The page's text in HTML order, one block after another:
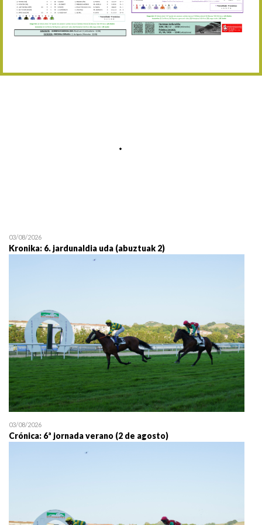
Abuztaren 12a / 12 de
15/08 17:05 Abuztuaren 15a / 15 de
30/08 17:30 Abuztuaren 30a / 30 de
19/07 11:30
03/08/2026
Kronika: 6. jardunaldia uda (abuztuak 2)
03/08/2026
Crónica: 6ª jornada verano (2 de agosto)